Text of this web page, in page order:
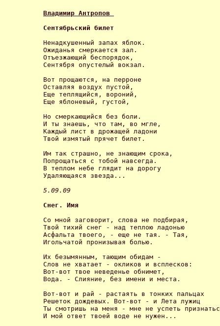
Владимир Антропов
Сентябрьский билет
Ненадкушенный запах яблок.
Ожиданья смеркается зал.
Отъезжающий беспорядок,
Сентября опустелый вокзал.
Вот прощаются, на перроне
Оставляя воздух пустой,
Еще теплящийся, вороний,
Еще яблоневый, густой,
Но смеркающийся без боли.
И ты знаешь, что там, во мгле,
Каждый лист в дрожащей ладони
Твой измятый прячет билет.
Им так страшно, не знающим срока,
Попрощаться с тобой навсегда.
В теплом небе глядит на дорогу
Удаляющаяся звезда...
5.09.09
Снег. Имя
Со мной заговорит, слова не подбирая,
Твой тихий снег - над теплою ладонью
Асфальта твоего, - еще не тая. - Тая,
Игольчатой пронизывая болью.
Их безымянным, тающим обидам -
Слов не хватает - окликов и всплесков:
Вот-вот твое неведенье обнимет,
Вода. - Слияние, без имени и места.
Вот-вот и рай - растаять в тонких пальцах
Решеток дождевых. Вот-вот - и Лета лужиц
Ты смотришь на меня - мне не успеть
И мой ответ твоей воде не нужен...